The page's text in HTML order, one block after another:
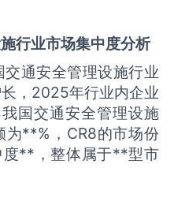
行业市场集中度分析
通安全管理设施行业
，2025年行业内企业
国交通安全管理设施
为**%，CR8的市场份
**，整体属于**型市